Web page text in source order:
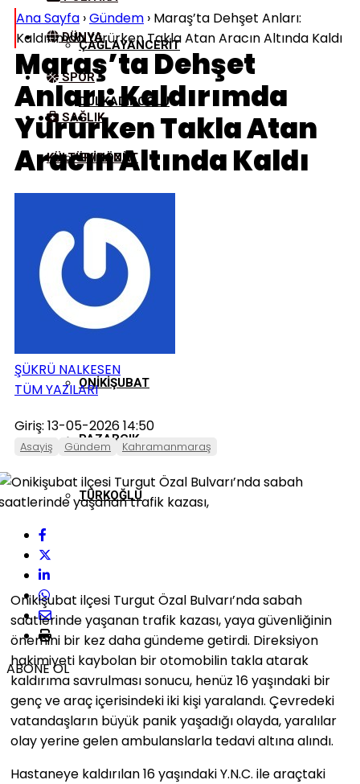
ÇAĞLAYANCERIT
DULKADIROĞLU
EKINÖZÜ
ELBISTAN
GÖKSUN
NURHAK
ONIKIŞUBAT
PAZARCIK
TÜRKOĞLU
DÜNYA
SPOR
SAĞLIK
KÜLTÜR/SANAT
Ana Sayfa ›Gündem › Maraş’ta Dehşet Anları:
Kaldırımda Yürürken Takla Atan Aracın Altında Kaldı
Maraş’ta Dehşet
Anları: Kaldırımda
Yürürken Takla Atan
Aracın Altında Kaldı
ŞÜKRÜ NALKESEN
TÜM YAZILARI
Giriş: 13-05-2026 14:50
Asayiş Gündem Kahramanmaraş
ABONE OL
Onikişubat ilçesi Turgut Özal Bulvarı’nda sabah
saatlerinde yaşanan trafik kazası, yaya güvenliğinin
önemini bir kez daha gündeme getirdi. Direksiyon
hakimiyeti kaybolan bir otomobilin takla atarak
kaldırıma savrulması sonucu, henüz 16 yaşındaki bir
genç ve araç içerisindeki iki kişi yaralandı. Çevredeki
vatandaşların büyük panik yaşadığı olayda, yaralılar
olay yerine gelen ambulanslarla tedavi altına alındı.
Hastaneye kaldırılan 16 yaşındaki Y.N.C. ile araçtaki